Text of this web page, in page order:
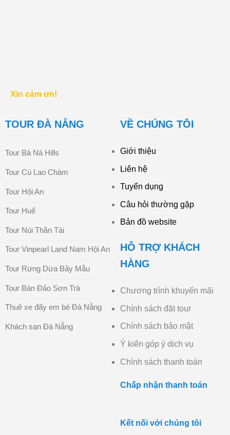
Xin cảm ơn!
TOUR ĐÀ NẴNG
Tour Bà Nà Hills
Tour Cù Lao Chàm
Tour Hội An
Tour Huế
Tour Núi Thần Tài
Tour Vinpearl Land Nam Hội An
Tour Rừng Dừa Bảy Mẫu
Tour Bán Đảo Sơn Trà
Thuê xe đẩy em bé Đà Nẵng
Khách sạn Đà Nẵng
VỀ CHÚNG TÔI
Giới thiệu
Liên hệ
Tuyển dụng
Câu hỏi thường gặp
Bản đồ website
HỖ TRỢ KHÁCH
HÀNG
Chương trình khuyến mãi
Chính sách đặt tour
Chính sách bảo mật
Ý kiến góp ý dịch vụ
Chính sách thanh toán
Chấp nhận thanh toán
Kết nối với chúng tôi